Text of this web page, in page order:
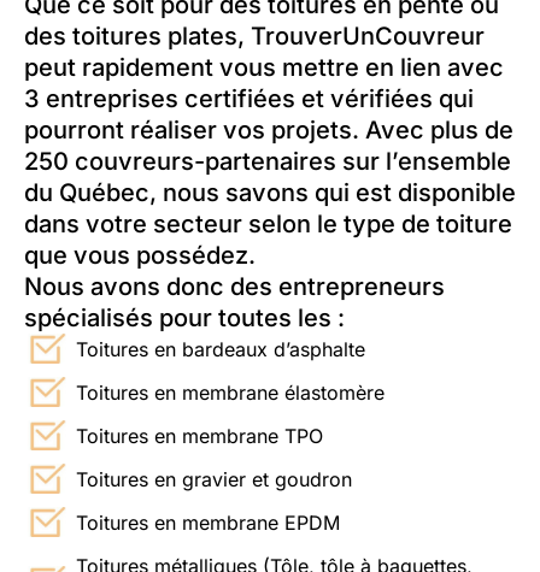
des toitures plates, TrouverUnCouvreur
peut rapidement vous mettre en lien avec
3 entreprises certifiées et vérifiées qui
pourront réaliser vos projets. Avec plus de
250 couvreurs-partenaires sur l’ensemble
du Québec, nous savons qui est disponible
dans votre secteur selon le type de toiture
que vous possédez.
Nous avons donc des entrepreneurs
spécialisés pour toutes les :
Toitures en bardeaux d’asphalte
Toitures en membrane élastomère
Toitures en membrane TPO
Toitures en gravier et goudron
Toitures en membrane EPDM
Toitures métalliques (Tôle, tôle à baguettes,